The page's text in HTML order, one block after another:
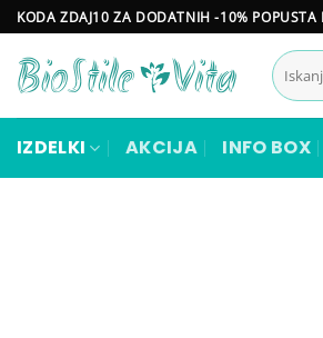
Skoči
na
vsebino
KODA ZDAJ10 ZA DODATNIH -10% POPUSTA
Išči:
IZDELKI AKCIJA INFO BOX